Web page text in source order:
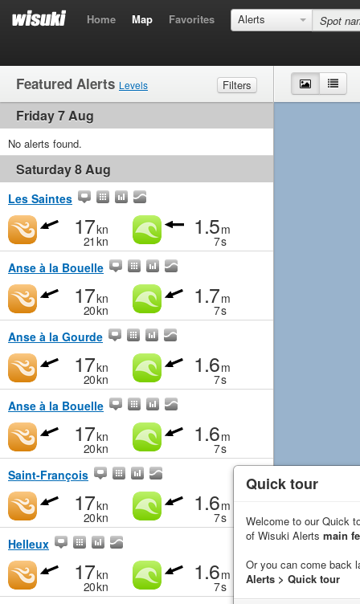
Home Map Favorites Alerts
Featured Alerts Levels
Filters
Wind
Waves
Friday 7 Aug
No alerts found.
Saturday 8 Aug
Les Saintes
17kn
21 kn
1.5m
7s
Anse à la Bouelle
17kn
20kn
1.7m
7s
Anse à la Gourde
17kn
20kn
1.6m
7s
Anse à la Bouelle
17kn
20kn
1.6m
7s
Saint-François
17kn
20kn
1.6m
7s
Helleux
17kn
20kn
1.6m
7s
Map
Quick tour
Welcome to our Quick
of Wisuki Alerts main
Or you can come back
Alerts > Quick tour